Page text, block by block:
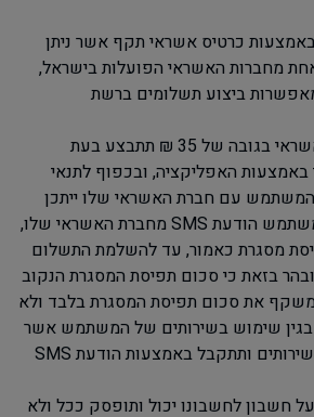
כרטיס אשראי תקף אשר ניתן
מחברות האשראי הפועלות בישראל,
ביצוע תשלומים ברשת
תפיסת מסגרת אשראי בגובה של 35 ₪ תתבצע בעת
האפליקציה, ובכפוף לתנאי
עם חברת האשראי שלו ייתכן
הודעת SMS מחברת האשראי שלו,
מסגרת כאמור, עד להשלמת התשלום
בזאת כי סכום תפיסת המסגרת הנקוב
את סכום תפיסת המסגרת בלבד ולא
שימוש בשירותים של המשתמש אשר
ותתקבל באמצעות הודעת SMS
חשבון לחשבונו יכול ותופסק ככל ולא